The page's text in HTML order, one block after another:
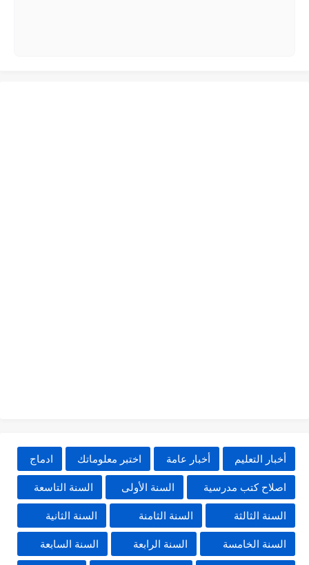
أخبار التعليم أخبار عامة اختبر معلوماتك ادماج
اصلاح كتب مدرسية السنة الأولى السنة التاسعة
السنة الثالثة السنة الثامنة السنة الثانية
السنة الخامسة السنة الرابعة السنة السابعة